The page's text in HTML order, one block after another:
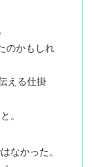
のかもしれ
える仕掛
。
なかった。